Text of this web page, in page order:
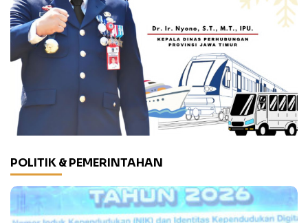
POLITIK & PEMERINTAHAN